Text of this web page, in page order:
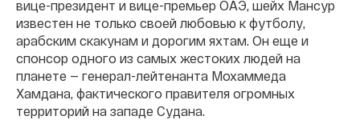
вице-президент и вице-премьер ОАЭ, шейх Мансур
известен не только своей любовью к футболу,
арабским скакунам и дорогим яхтам. Он еще и
спонсор одного из самых жестоких людей на
планете — генерал-лейтенанта Мохаммеда
Хамдана, фактического правителя огромных
территорий на западе Судана.